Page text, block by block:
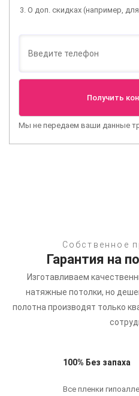
О доп. скидках (например,
Мы не передаем ваши данные
Собственное
Гарантия на
Изготавливаем
натяжные потолки, но
полотна производят только
100% Без запаха
Все пленки